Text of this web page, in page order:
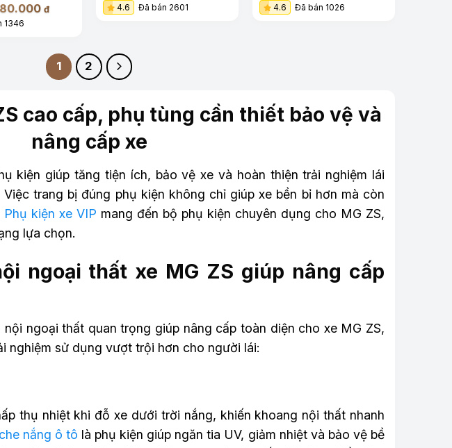
đ
1346
4.6
Đã bán 2601
4.6
Đã bán 1026
1 2
cao cấp, phụ tùng cần thiết bảo vệ và
nâng cấp xe
kiện giúp tăng tiện ích, bảo vệ xe và hoàn thiện trải nghiệm lái
trang bị đúng phụ kiện không chỉ giúp xe bền bỉ hơn mà còn
Phụ kiện xe VIP mang đến bộ phụ kiện chuyên dụng cho MG ZS,
lựa chọn.
ngoại thất xe MG ZS giúp nâng cấp
ngoại thất quan trọng giúp nâng cấp toàn diện cho xe MG ZS,
nghiệm sử dụng vượt trội hơn cho người lái:
thụ nhiệt khi đỗ xe dưới trời nắng, khiến khoang nội thất nhanh
nắng ô tô là phụ kiện giúp ngăn tia UV, giảm nhiệt và bảo vệ bề